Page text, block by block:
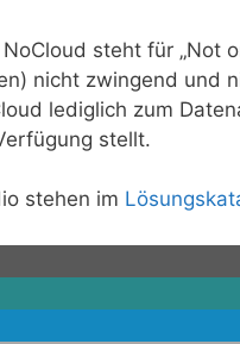
steht für „Not
nicht zwingend und
lediglich zum
stellt.
stehen im